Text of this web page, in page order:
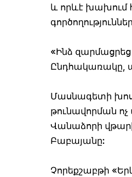
և որևէ խախում
«Ինձ
Ընդհակառակը,
Մասնագետի
թունավորման
Վանաձորի
Բաբայանը:
Չորեքշաբթի